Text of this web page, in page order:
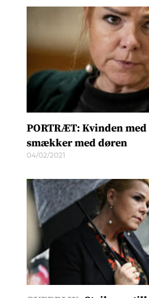
PORTRÆT: Kvinden
smækker med døren
04/02/2021